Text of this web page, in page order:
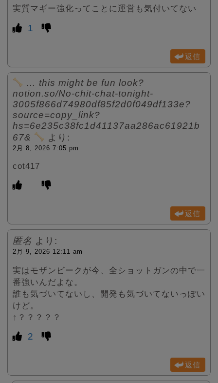
実質マギー強化ってことに運営も気付いてない
1
返信
… this might be fun look?
notion.so/No-chit-chat-tonight-
3005f866d74980df85f2d0f049df133e?
source=copy_link?
hs=6e235c38fc1d41137aa286ac61921b
67&
より:
2月 8, 2026 7:05 pm
cot417
返信
匿名 より:
2月 9, 2026 12:11 am
実はモザンビークが今、全ショットガンの中で一
番強いんだよな。
誰も気づいてないし、開発も気づいてないっぽい
けど。
↑？？？？？
2
返信